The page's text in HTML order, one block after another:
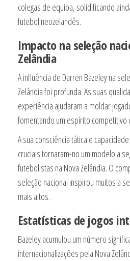
colegas de equipa, solidificando
futebol neozelandês.
Impacto na seleção
Zelândia
A influência de Darren Bazeley na
Zelândia foi profunda. As suas
experiência ajudaram a moldar
fomentando um espírito competitivo
A sua consciência tática e
cruciais tornaram-no um modelo a
futebolistas na Nova Zelândia. O
seleção nacional inspirou muitos a
mais altos.
Estatísticas de jogos
Bazeley acumulou um número
internacionalizações pela Nova